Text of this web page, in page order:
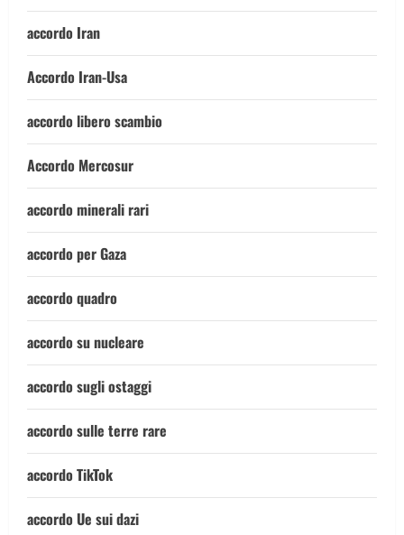
accordo Iran
Accordo Iran-Usa
accordo libero scambio
Accordo Mercosur
accordo minerali rari
accordo per Gaza
accordo quadro
accordo su nucleare
accordo sugli ostaggi
accordo sulle terre rare
accordo TikTok
accordo Ue sui dazi